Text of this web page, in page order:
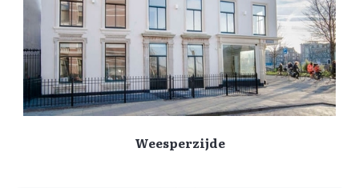
Weesperzijde